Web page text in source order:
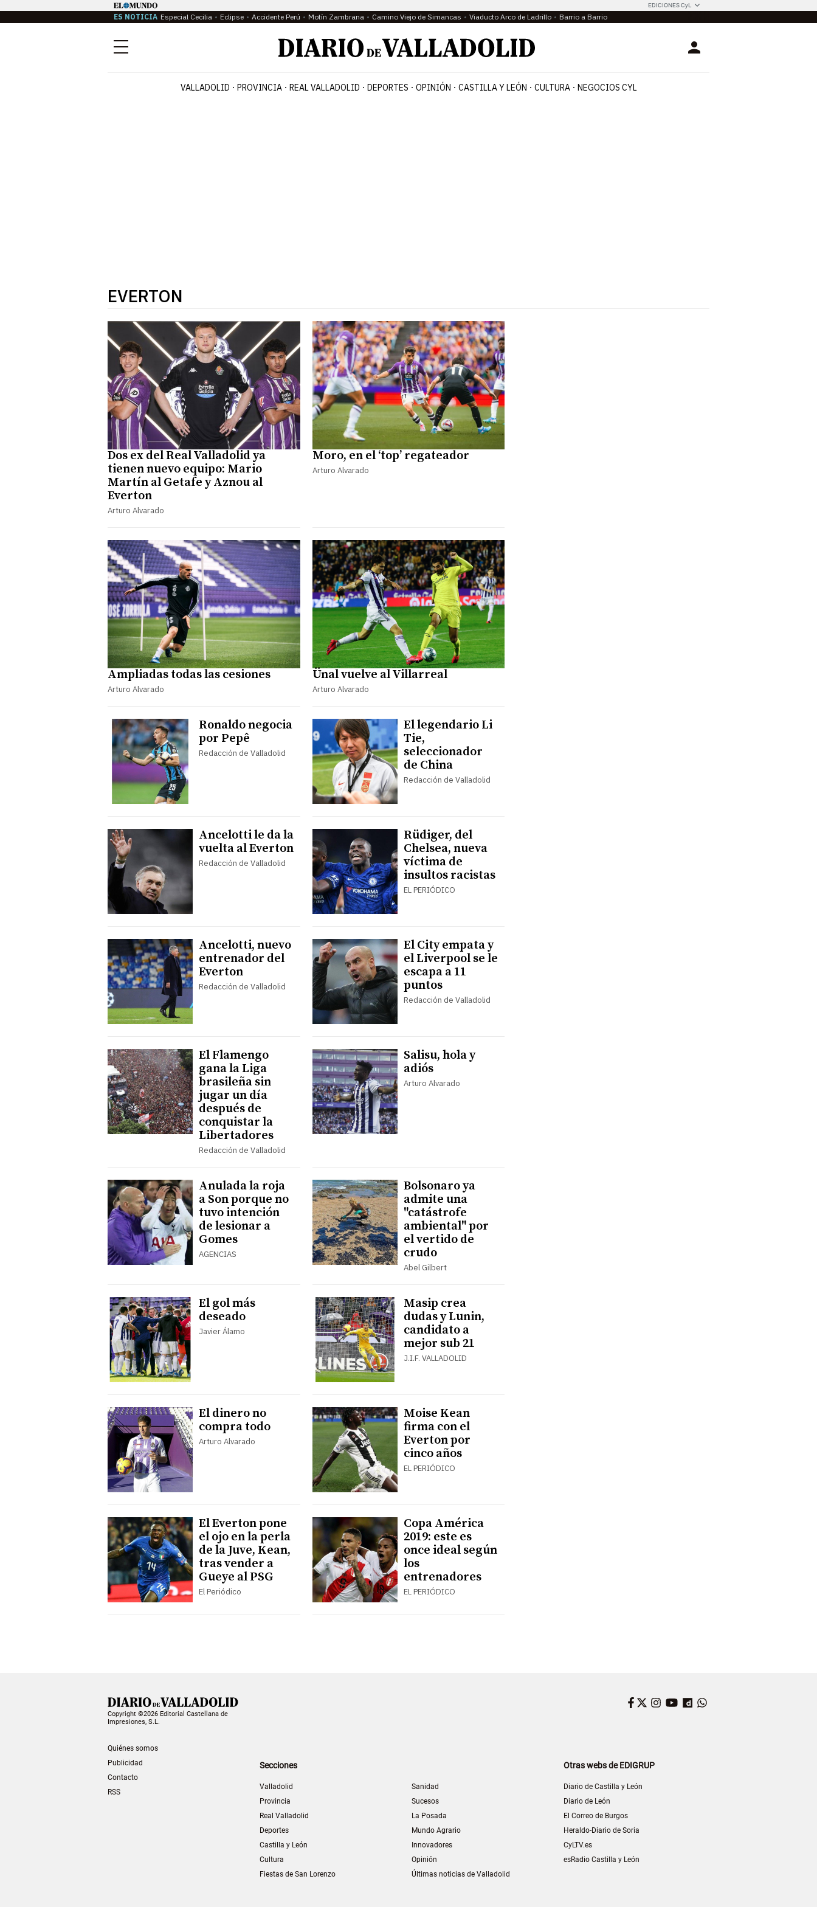
EDICIONES CyL
ES NOTICIA Especial Cecilia Eclipse Accidente Perú Motín Zambrana Camino Viejo de Simancas Viaducto Arco de Ladrillo Barrio a Barrio
Menú Login
VALLADOLID PROVINCIA REAL VALLADOLID DEPORTES OPINIÓN CASTILLA Y LEÓN CULTURA NEGOCIOS CYL
EVERTON
Dos ex del Real Valladolid ya
tienen nuevo equipo: Mario
Martín al Getafe y Aznou al
Everton
Arturo Alvarado
Moro, en el ‘top’ regateador
Arturo Alvarado
Ampliadas todas las cesiones
Arturo Alvarado
Ünal vuelve al Villarreal
Arturo Alvarado
Ronaldo negocia
por Pepê
Redacción de Valladolid
El legendario Li
Tie,
seleccionador
de China
Redacción de Valladolid
Ancelotti le da la
vuelta al Everton
Redacción de Valladolid
Rüdiger, del
Chelsea, nueva
víctima de
insultos racistas
EL PERIÓDICO
Ancelotti, nuevo
entrenador del
Everton
Redacción de Valladolid
El City empata y
el Liverpool se le
escapa a 11
puntos
Redacción de Valladolid
El Flamengo
gana la Liga
brasileña sin
jugar un día
después de
conquistar la
Libertadores
Redacción de Valladolid
Salisu, hola y
adiós
Arturo Alvarado
Anulada la roja
a Son porque no
tuvo intención
de lesionar a
Gomes
AGENCIAS
Bolsonaro ya
admite una
"catástrofe
ambiental" por
el vertido de
crudo
Abel Gilbert
El gol más
deseado
Javier Álamo
Masip crea
dudas y Lunin,
candidato a
mejor sub 21
J.I.F. VALLADOLID
El dinero no
compra todo
Arturo Alvarado
Moise Kean
firma con el
Everton por
cinco años
EL PERIÓDICO
El Everton pone
el ojo en la perla
de la Juve, Kean,
tras vender a
Gueye al PSG
El Periódico
Copa América
2019: este es
once ideal según
los
entrenadores
EL PERIÓDICO
Copyright ©2026 Editorial Castellana de
Impresiones, S.L.
Quiénes somos
Publicidad
Contacto
RSS
Facebook
Twitter
Instagram
YouTube
Dailymotion
Secciones
Valladolid
Provincia
Real Valladolid
Deportes
Castilla y León
Cultura
Fiestas de San Lorenzo
Sanidad
Sucesos
La Posada
Mundo Agrario
Innovadores
Opinión
Últimas noticias de Valladolid
Otras webs de EDIGRUP
Diario de Castilla y León
Diario de León
El Correo de Burgos
Heraldo-Diario de Soria
CyLTV.es
esRadio Castilla y León